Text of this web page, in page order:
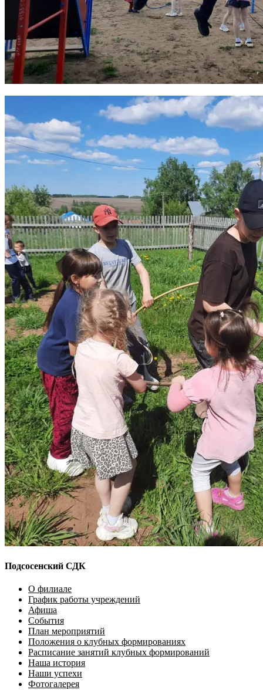
Подсосенский СДК
О филиале
График работы учреждений
Афиша
События
План мероприятий
Положения о клубных формированиях
Расписание занятий клубных формирований
Наша история
Наши успехи
Фотогалерея